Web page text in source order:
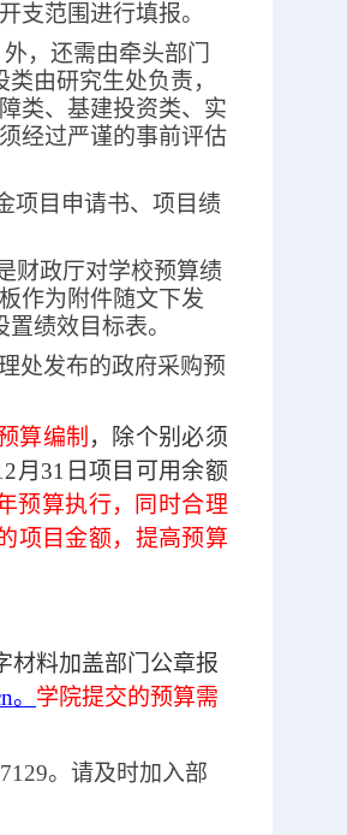
支范围进行填报。
外，还需由牵头部门
由研究生处负责，
类、基建投资类、实
经过严谨的事前评估
项目申请书、项目绩
财政厅对学校预算绩
作为附件随文下发
绩效目标表。
处发布的政府采购预
算编制 ，除个别必须
月 31 日项目 可用余额
预算执行，同时合理
项目金额，提高预算
材料加盖部门公章报
。 学院提交的预算需
。请及时加入部